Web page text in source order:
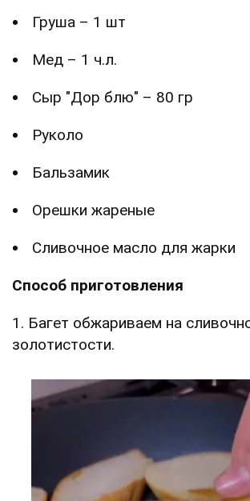
Груша – 1 шт
Мед – 1 ч.л.
Сыр "Дор блю" – 80 гр
Руколо
Бальзамик
Орешки жареные
Сливочное масло для жарки
Способ приготовления
1. Багет обжариваем на
золотистости.